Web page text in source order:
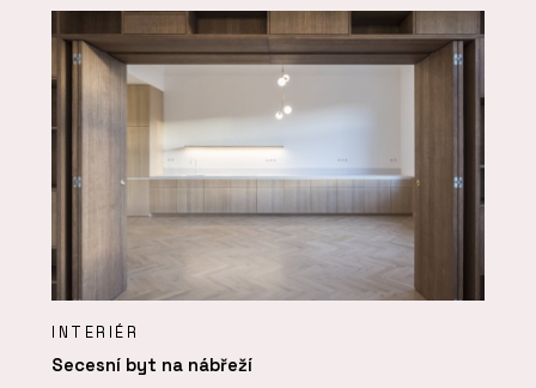
INTERIÉR
Secesní byt na nábřeží